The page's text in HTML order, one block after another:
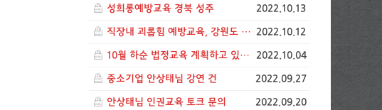
성희롱예방교육 경북 성주 2022.10.13
직장내 괴롭힘 예방교육, 강원도 원주 2022.10.12
10월 하순 법정교육 계획하고 있습니다 2022.10.04
중소기업 안상태님 강연 건 2022.09.27
안상태님 인권교육 토크 문의 2022.09.20